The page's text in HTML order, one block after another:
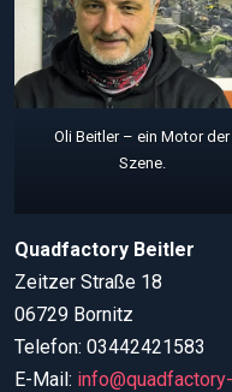
Oli Beitler – ein Motor der
Szene.
Quadfactory Beitler
Zeitzer Straße 18
06729 Bornitz
Telefon: 03442421583
E-Mail: